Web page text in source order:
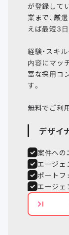
が登録して
業まで、厳
えば最短3
経験・スキ
内容にマッ
富な採用コ
す。
デザイ
案件への
エージェ
ポートフ
エージェ